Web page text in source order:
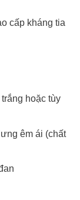
cấp kháng tia
hoặc tùy
êm ái (chất